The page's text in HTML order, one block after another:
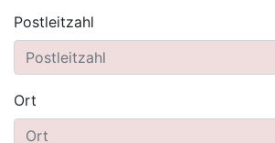
Postleitzahl
Ort